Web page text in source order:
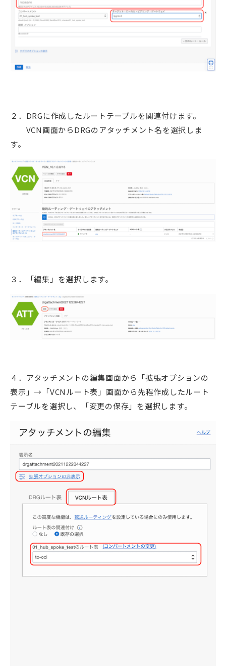
２．DRGに作成したルートテーブルを関連付けます。
VCN画面からDRGのアタッチメント名を選択しま
す。
３．「編集」を選択します。
４．アタッチメントの編集画面から「拡張オプションの
表示」→「VCNルート表」画面から先程作成したルート
テーブルを選択し、「変更の保存」を選択します。